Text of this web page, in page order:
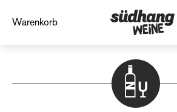
Warenkorb